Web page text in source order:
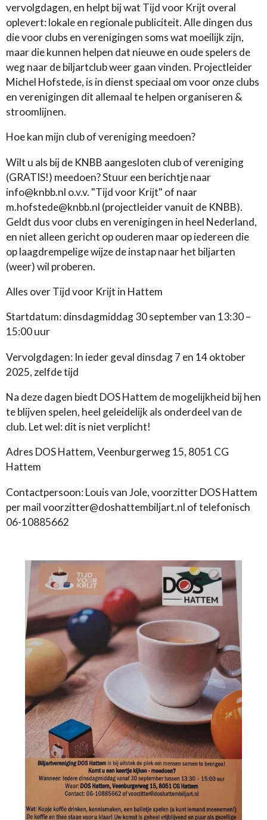
vervolgdagen, en helpt bij wat Tijd voor Krijt overal
oplevert: lokale en regionale publiciteit. Alle dingen dus
die voor clubs en verenigingen soms wat moeilijk zijn,
maar die kunnen helpen dat nieuwe en oude spelers de
weg naar de biljartclub weer gaan vinden. Projectleider
Michel Hofstede, is in dienst speciaal om voor onze clubs
en verenigingen dit allemaal te helpen organiseren &
stroomlijnen.
Hoe kan mijn club of vereniging meedoen?
Wilt u als bij de KNBB aangesloten club of vereniging
(GRATIS!) meedoen? Stuur een berichtje naar
info@knbb.nl o.v.v. "Tijd voor Krijt" of naar
m.hofstede@knbb.nl (projectleider vanuit de KNBB).
Geldt dus voor clubs en verenigingen in heel Nederland,
en niet alleen gericht op ouderen maar op iedereen die
op laagdrempelige wijze de instap naar het biljarten
(weer) wil proberen.
Alles over Tijd voor Krijt in Hattem
Startdatum: dinsdagmiddag 30 september van 13:30 –
15:00 uur
Vervolgdagen: In ieder geval dinsdag 7 en 14 oktober
2025, zelfde tijd
Na deze dagen biedt DOS Hattem de mogelijkheid bij hen
te blijven spelen, heel geleidelijk als onderdeel van de
club. Let wel: dit is niet verplicht!
Adres DOS Hattem, Veenburgerweg 15, 8051 CG
Hattem
Contactpersoon: Louis van Jole, voorzitter DOS Hattem
per mail voorzitter@doshattembiljart.nl of telefonisch
06-10885662